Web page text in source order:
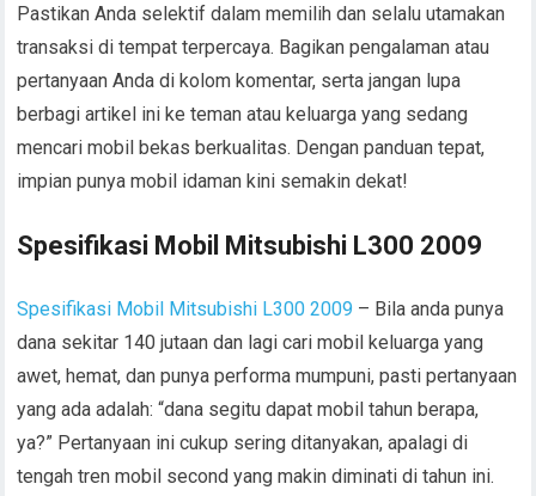
Pastikan Anda selektif dalam memilih dan selalu utamakan
transaksi di tempat terpercaya. Bagikan pengalaman atau
pertanyaan Anda di kolom komentar, serta jangan lupa
berbagi artikel ini ke teman atau keluarga yang sedang
mencari mobil bekas berkualitas. Dengan panduan tepat,
impian punya mobil idaman kini semakin dekat!
Spesifikasi Mobil Mitsubishi L300 2009
Spesifikasi Mobil Mitsubishi L300 2009 – Bila anda punya
dana sekitar 140 jutaan dan lagi cari mobil keluarga yang
awet, hemat, dan punya performa mumpuni, pasti pertanyaan
yang ada adalah: “dana segitu dapat mobil tahun berapa,
ya?” Pertanyaan ini cukup sering ditanyakan, apalagi di
tengah tren mobil second yang makin diminati di tahun ini.